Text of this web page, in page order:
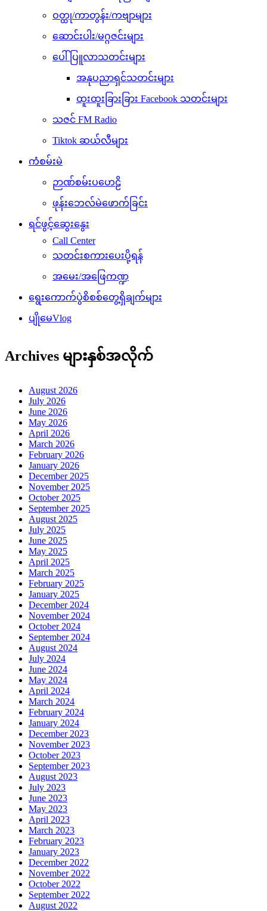
ဝတ္ထု/ကာတွန်း/ကဗျာများ
ဆောင်းပါး/မဂ္ဂဇင်းများ
ပေါ်ပြူလာသတင်းများ
အနုပညာရှင်သတင်းများ
ထူးထူးခြားခြား Facebook သတင်းများ
သဇင် FM Radio
Tiktok ဆယ်လီများ
ကံစမ်းမဲ
ဉာဏ်စမ်းပဟေဠိ
ဖုန်းဘေလ်မဲဖောက်ခြင်း
ရင်ဖွင့်ဆွေးနွေး
Call Center
သတင်းစကားပေးပို့ရန်
အမေး/အဖြေကဏ္ဍ
ရွေးကောက်ပွဲစိစစ်တွေ့ရှိချက်များ
ပျိုမေVlog
Archives များနှစ်အလိုက်
August 2026
July 2026
June 2026
May 2026
April 2026
March 2026
February 2026
January 2026
December 2025
November 2025
October 2025
September 2025
August 2025
July 2025
June 2025
May 2025
April 2025
March 2025
February 2025
January 2025
December 2024
November 2024
October 2024
September 2024
August 2024
July 2024
June 2024
May 2024
April 2024
March 2024
February 2024
January 2024
December 2023
November 2023
October 2023
September 2023
August 2023
July 2023
June 2023
May 2023
April 2023
March 2023
February 2023
January 2023
December 2022
November 2022
October 2022
September 2022
August 2022